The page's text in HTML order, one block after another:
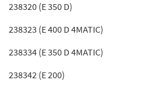
238320 (E 350 D)
238323 (E 400 D 4MATIC)
238334 (E 350 D 4MATIC)
238342 (E 200)